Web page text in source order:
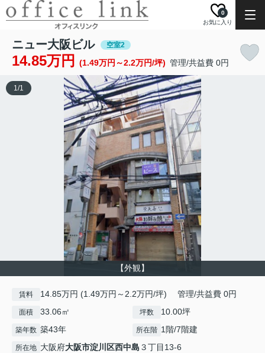
お気に入り
0
ニュー大阪ビル 空室2
14.85万円 (1.49万円～2.2万円/坪) 管理/共益費 0円
【外観】
1/1
賃料 14.85万円 (1.49万円～2.2万円/坪) 管理/共益費 0円
面積 33.06㎡ 坪数 10.00坪
築年数 築43年 所在階 1階/7階建
所在地 大阪府大阪市淀川区西中島 ３丁目13-6